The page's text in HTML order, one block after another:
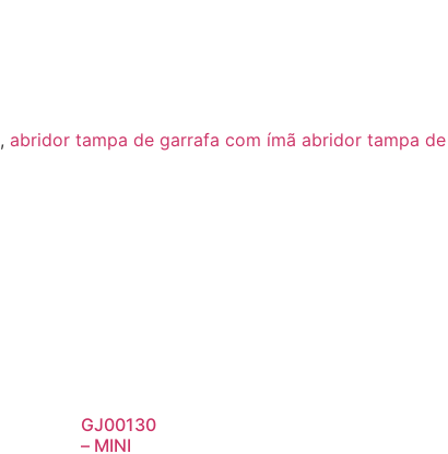
, abridor tampa de garrafa com ímã abridor tampa de
GJ00130
– MINI